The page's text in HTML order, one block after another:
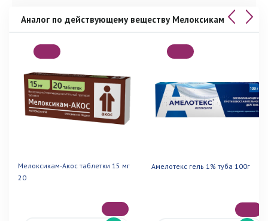
Аналог по действующему веществу Мелоксикам
Мелоксикам-Акос таблетки 15 мг
20
Амелотекс гель 1% туба 100г